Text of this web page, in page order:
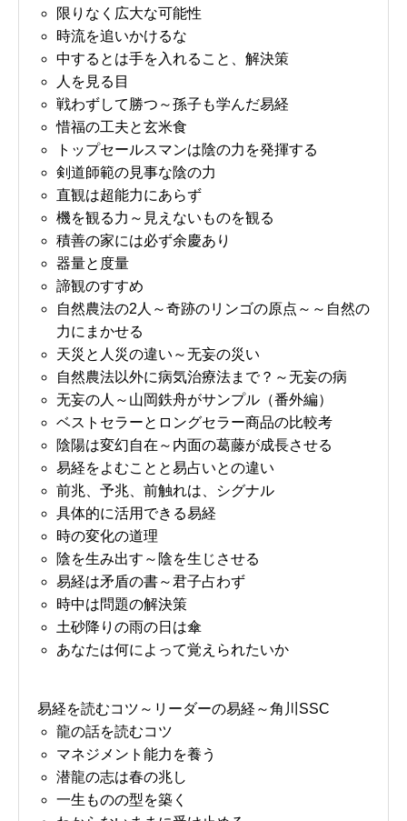
限りなく広大な可能性
時流を追いかけるな
中するとは手を入れること、解決策
人を見る目
戦わずして勝つ～孫子も学んだ易経
惜福の工夫と玄米食
トップセールスマンは陰の力を発揮する
剣道師範の見事な陰の力
直観は超能力にあらず
機を観る力～見えないものを観る
積善の家には必ず余慶あり
器量と度量
諦観のすすめ
自然農法の2人～奇跡のリンゴの原点～～自然の
力にまかせる
天災と人災の違い～无妄の災い
自然農法以外に病気治療法まで？～无妄の病
无妄の人～山岡鉄舟がサンプル（番外編）
ベストセラーとロングセラー商品の比較考
陰陽は変幻自在～内面の葛藤が成長させる
易経をよむことと易占いとの違い
前兆、予兆、前触れは、シグナル
具体的に活用できる易経
時の変化の道理
陰を生み出す～陰を生じさせる
易経は矛盾の書～君子占わず
時中は問題の解決策
土砂降りの雨の日は傘
あなたは何によって覚えられたいか
易経を読むコツ～リーダーの易経～角川SSC
龍の話を読むコツ
マネジメント能力を養う
潜龍の志は春の兆し
一生ものの型を築く